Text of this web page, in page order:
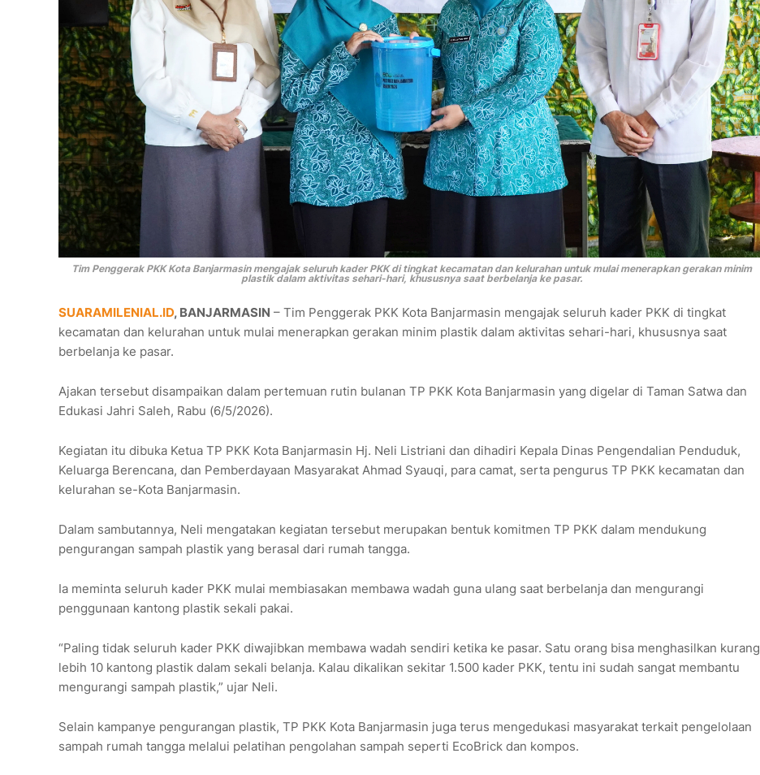
Tim Penggerak PKK Kota Banjarmasin mengajak seluruh kader PKK di tingkat kecamatan dan kelurahan untuk mulai menerapkan gerakan minim
plastik dalam aktivitas sehari-hari, khususnya saat berbelanja ke pasar.
SUARAMILENIAL.ID, BANJARMASIN – Tim Penggerak PKK Kota Banjarmasin mengajak seluruh kader PKK di tingkat
kecamatan dan kelurahan untuk mulai menerapkan gerakan minim plastik dalam aktivitas sehari-hari, khususnya saat
berbelanja ke pasar.
Ajakan tersebut disampaikan dalam pertemuan rutin bulanan TP PKK Kota Banjarmasin yang digelar di Taman Satwa dan
Edukasi Jahri Saleh, Rabu (6/5/2026).
Kegiatan itu dibuka Ketua TP PKK Kota Banjarmasin Hj. Neli Listriani dan dihadiri Kepala Dinas Pengendalian Penduduk,
Keluarga Berencana, dan Pemberdayaan Masyarakat Ahmad Syauqi, para camat, serta pengurus TP PKK kecamatan dan
kelurahan se-Kota Banjarmasin.
Dalam sambutannya, Neli mengatakan kegiatan tersebut merupakan bentuk komitmen TP PKK dalam mendukung
pengurangan sampah plastik yang berasal dari rumah tangga.
Ia meminta seluruh kader PKK mulai membiasakan membawa wadah guna ulang saat berbelanja dan mengurangi
penggunaan kantong plastik sekali pakai.
“Paling tidak seluruh kader PKK diwajibkan membawa wadah sendiri ketika ke pasar. Satu orang bisa menghasilkan kurang
lebih 10 kantong plastik dalam sekali belanja. Kalau dikalikan sekitar 1.500 kader PKK, tentu ini sudah sangat membantu
mengurangi sampah plastik,” ujar Neli.
Selain kampanye pengurangan plastik, TP PKK Kota Banjarmasin juga terus mengedukasi masyarakat terkait pengelolaan
sampah rumah tangga melalui pelatihan pengolahan sampah seperti EcoBrick dan kompos.